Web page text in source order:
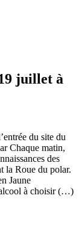
juillet à
du site du
Chaque matin,
des
la Roue du polar.
Jaune
alcool à choisir (…)